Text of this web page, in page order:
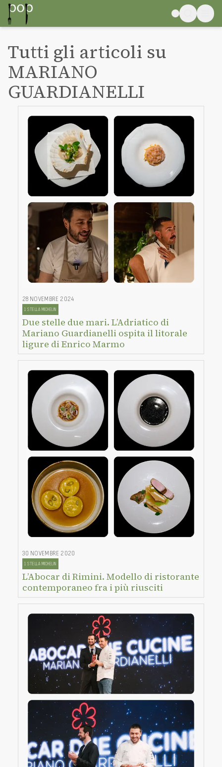
Tutti gli articoli su
MARIANO
GUARDIANELLI
28 NOVEMBRE 2024
1 STELLA MICHELIN
Due stelle due mari. L’Adriatico di
Mariano Guardianelli ospita il litorale
ligure di Enrico Marmo
30 NOVEMBRE 2020
1 STELLA MICHELIN
L’Abocar di Rimini. Modello di ristorante
contemporaneo fra i più riusciti